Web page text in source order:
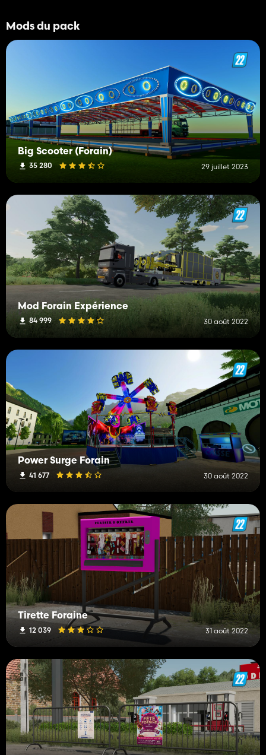
Mods du pack
Big Scooter (Forain)
35 280 29 juillet 2023
Mod Forain Expérience
84 999 30 août 2022
Power Surge Forain
41 677 30 août 2022
Tirette Foraine
12 039 31 août 2022